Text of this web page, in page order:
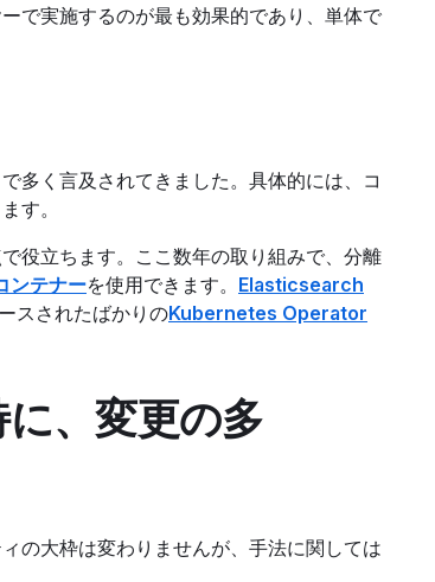
で実施するのが最も効果的であり、単体で
多く言及されてきました。具体的には、コ
す。
役立ちます。ここ数年の取り組みで、分離
ンテナーを使用できます。 Elasticsearch
スされたばかりのKubernetes Operator
、変更の多
の大枠は変わりませんが、手法に関しては